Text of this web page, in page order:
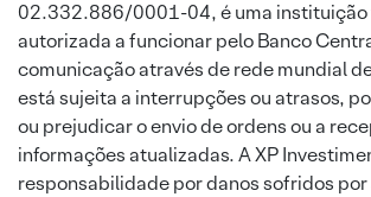
02.332.886/0001-04, é uma instituição
autorizada a funcionar pelo Banco
comunicação através de rede mundial
está sujeita a interrupções ou atrasos,
ou prejudicar o envio de ordens ou a
informações atualizadas. A XP
responsabilidade por danos sofridos